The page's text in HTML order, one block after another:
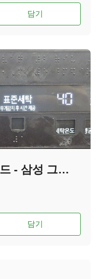
담기
세탁기, 건조기 키가드 - 삼성 그랑데 A I 올인원 컨트롤
담기